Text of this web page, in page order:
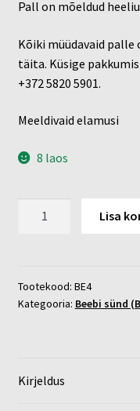
Pall on mõeldud
Kõiki müüdavaid palle
täita. Küsige
+372 5820 5901.
Meeldivaid elamusi
8 laos
Lisa
Tootekood: BE4
Kategooria: Beebi sünd
Kirjeldus